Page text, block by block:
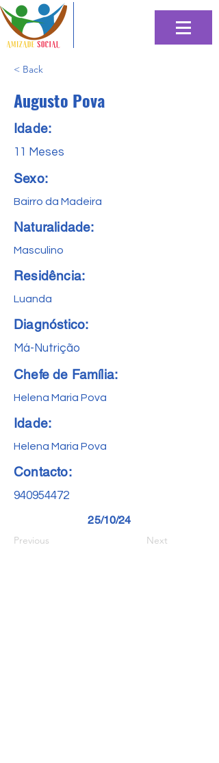
< Back
Augusto Pova
Idade:
11 Meses
Sexo:
Bairro da Madeira
Naturalidade:
Masculino
Residência:
Luanda
Diagnóstico:
Má-Nutrição
Chefe de Família:
Helena Maria Pova
Idade:
Helena Maria Pova
Contacto:
940954472
25/10/24
Previous Next